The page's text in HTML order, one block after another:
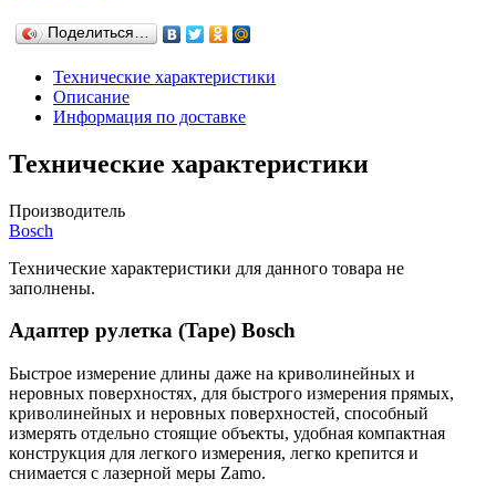
Поделиться…
Технические характеристики
Описание
Информация по доставке
Технические характеристики
Производитель
Bosch
Технические характеристики для данного товара не
заполнены.
Адаптер рулетка (Tape) Bosch
Быстрое измерение длины даже на криволинейных и
неровных поверхностях, для быстрого измерения прямых,
криволинейных и неровных поверхностей, способный
измерять отдельно стоящие объекты, удобная компактная
конструкция для легкого измерения, легко крепится и
снимается с лазерной меры Zamo.